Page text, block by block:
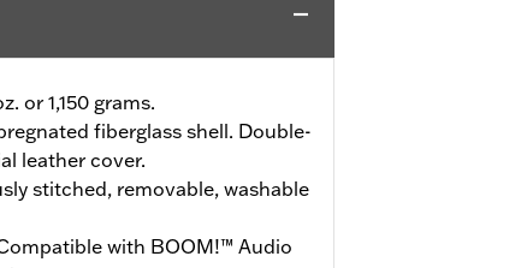
or 1,150 grams.
fiberglass shell. Double-
leather cover.
stitched, removable, washable
with BOOM!™ Audio